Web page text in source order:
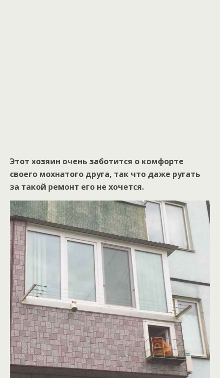
Этот хозяин очень заботится о комфорте
своего мохнатого друга, так что даже ругать
за такой ремонт его не хочется.